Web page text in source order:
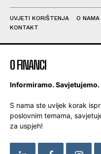
UVJETI KORIŠTENJA O NAMA
KONTAKT
O FINANCI
Informiramo.
S nama ste uvijek korak
poslovnim temama,
za uspjeh!